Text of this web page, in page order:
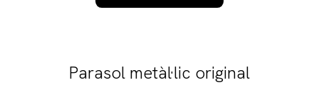
Parasol metàl·lic original